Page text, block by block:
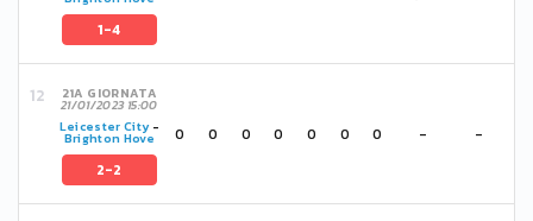
1-4
21A GIORNATA
21/01/2023 15:00
Leicester City-
Brighton Hove
2-2
0 0 0 0 0 0 0 - -